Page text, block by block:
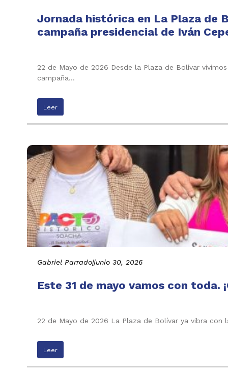
Jornada histórica en La Plaza de
campaña presidencial de Iván
22 de Mayo de 2026 Desde la Plaza de Bolívar
campaña…
Leer
Gabriel Parrado|junio 30, 2026
Este 31 de mayo vamos con toda.
22 de Mayo de 2026 La Plaza de Bolívar ya vibra
Leer